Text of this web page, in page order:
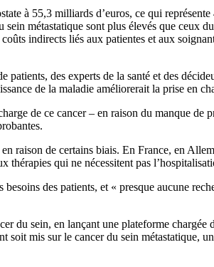
à 55,3 milliards d’euros, ce qui
métastatique sont plus élevés que ceux
indirects liés aux patientes et aux
des experts de la santé et des
de la maladie améliorerait la prise en
de ce cancer – en raison du manque de
raison de certains biais. En France, en
qui ne nécessitent pas
des patients, et « presque aucune
du sein, en lançant une plateforme
mis sur le cancer du sein métastatique,